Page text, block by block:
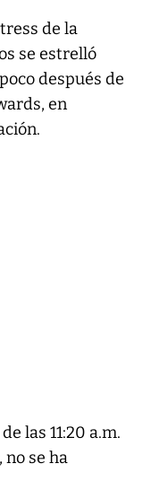
de la
se estrelló
después de
en
las 11:20 a.m.
no se ha